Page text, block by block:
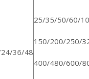
36/48
25/35/50/60/
150/200/250/
400/480/600/